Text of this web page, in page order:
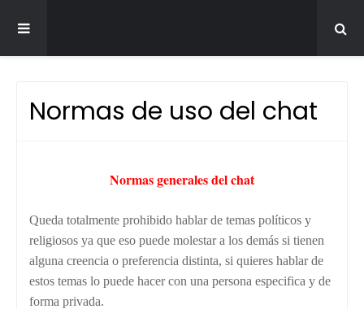
Normas de uso del chat
Normas generales del chat
Queda totalmente prohibido hablar de temas políticos y
religiosos ya que eso puede molestar a los demás si tienen
alguna creencia o preferencia distinta, si quieres hablar de
estos temas lo puede hacer con una persona especifica y de
forma privada.